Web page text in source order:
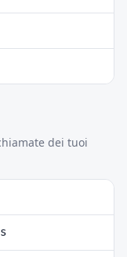
dei tuoi